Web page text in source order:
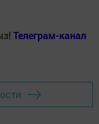
Телеграм-канал